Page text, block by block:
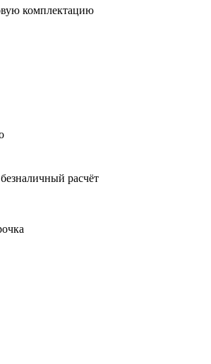
комплектацию
расчёт